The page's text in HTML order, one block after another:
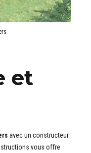
et
avec un constructeur
vous offre